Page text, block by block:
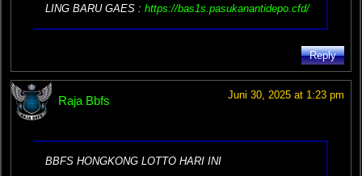
LING BARU GAES : https://bas1s.pasukanantidepo.cfd/
Reply
Raja Bbfs Juni 30, 2025 at 1:23 pm
BBFS HONGKONG LOTTO HARI INI